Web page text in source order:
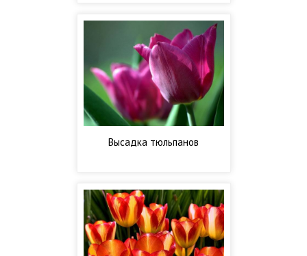
Высадка тюльпанов